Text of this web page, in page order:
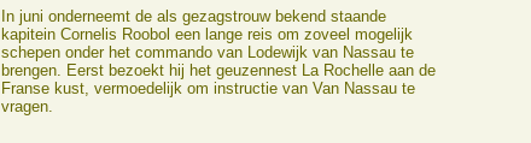
In juni onderneemt de als gezagstrouw bekend staande
kapitein Cornelis Roobol een lange reis om zoveel mogelijk
schepen onder het commando van Lodewijk van Nassau te
brengen. Eerst bezoekt hij het geuzennest La Rochelle aan de
Franse kust, vermoedelijk om instructie van Van Nassau te
vragen.